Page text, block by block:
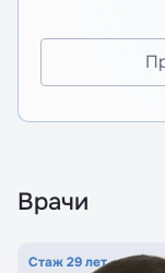
Врачи
Стаж 29 лет